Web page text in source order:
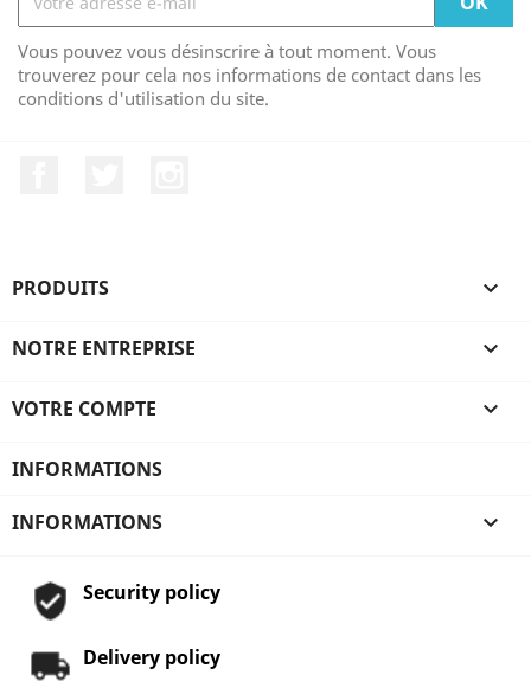
Vous pouvez vous désinscrire à tout moment. Vous
trouverez pour cela nos informations de contact dans les
conditions d'utilisation du site.
PRODUITS 
NOTRE ENTREPRISE 
VOTRE COMPTE 
INFORMATIONS
INFORMATIONS 
Security policy
Delivery policy